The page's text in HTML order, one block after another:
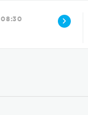
08:30